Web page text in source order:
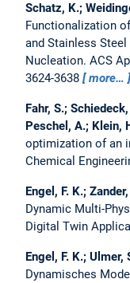
Schatz, K.;
Functionalization
and Stainless
Nucleation. ACS
3624-3638
more…
Fahr, S.;
Peschel, A.; Klein,
optimization of an
Chemical
Engel, F. K.;
Dynamic Multi-
Digital Twin
Engel, F. K.;
Dynamisches